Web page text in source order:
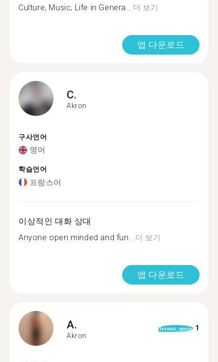
Culture, Music, Life in Genera... 더 보기
앱 다운로드
C.
Akron
구사언어
영어
학습언어
프랑스어
이상적인 대화 상대
Anyone open minded and fun... 더 보기
앱 다운로드
A.
Akron
format_quote 1